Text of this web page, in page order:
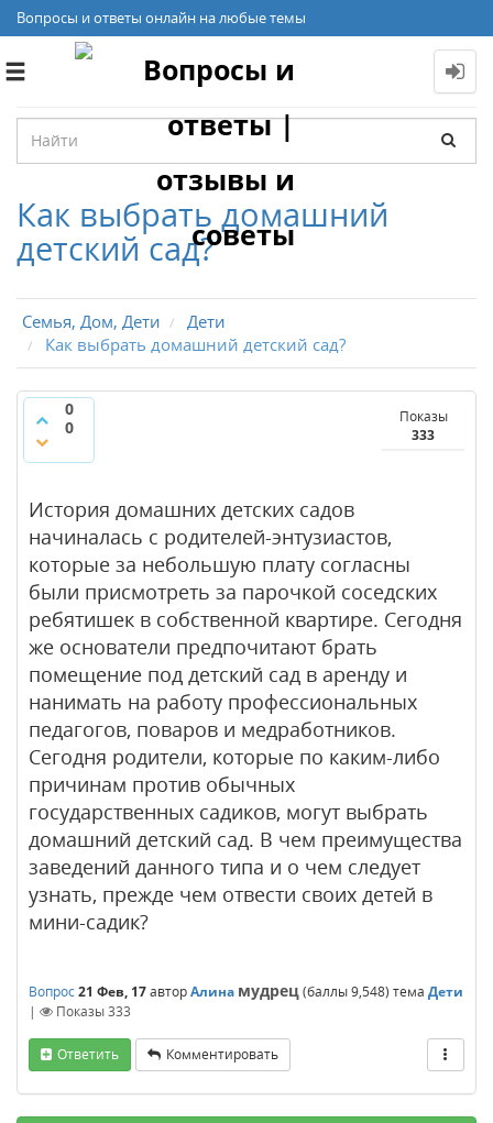
Вопросы и ответы онлайн на любые темы
Toggle
Как выбрать домашний
детский сад?
Семья, Дом, Дети
Дети
Как выбрать домашний детский сад?
0
0
Показы
333
История домашних детских садов
начиналась с родителей-энтузиастов,
которые за небольшую плату согласны
были присмотреть за парочкой соседских
ребятишек в собственной квартире. Сегодня
же основатели предпочитают брать
помещение под детский сад в аренду и
нанимать на работу профессиональных
педагогов, поваров и медработников.
Сегодня родители, которые по каким-либо
причинам против обычных
государственных садиков, могут выбрать
домашний детский сад. В чем преимущества
заведений данного типа и о чем следует
узнать, прежде чем отвести своих детей в
мини-садик?
Вопрос21 Фев, 17авторАлина мудрец(баллы9,548) тема Дети
|
Показы333
Ответить Комментировать